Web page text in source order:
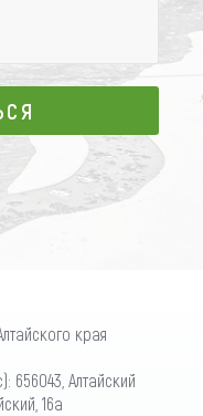
края
656043, Алтайский
16а